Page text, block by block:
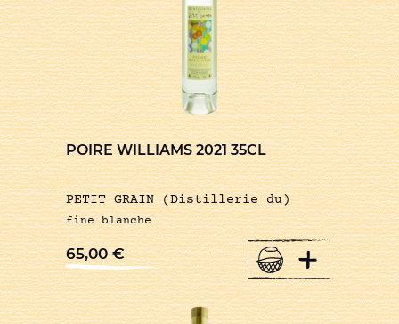
POIRE WILLIAMS 2021 35CL
PETIT GRAIN (Distillerie du)
fine blanche
65,00€ +